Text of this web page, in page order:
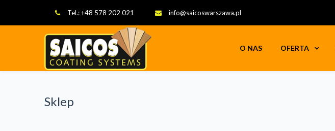
Tel.: +48 578 202 021 info@saicoswarszawa.pl
O NAS OFERTA
Sklep